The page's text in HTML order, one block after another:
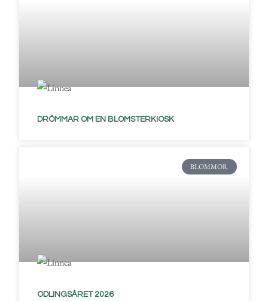
DRÖMMAR OM EN BLOMSTERKIOSK
BLOMMOR
ODLINGSÅRET 2026